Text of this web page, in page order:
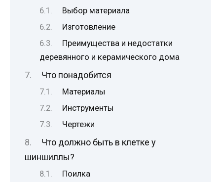
Выбор материала
Изготовление
Преимущества и недостатки
деревянного и керамического дома
Что понадобится
Материалы
Инструменты
Чертежи
Что должно быть в клетке у
шиншиллы?
Поилка